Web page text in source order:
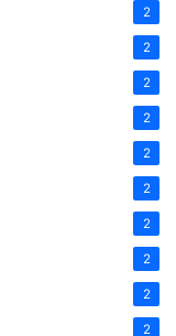
2
2
2
2
2
2
2
2
2
2